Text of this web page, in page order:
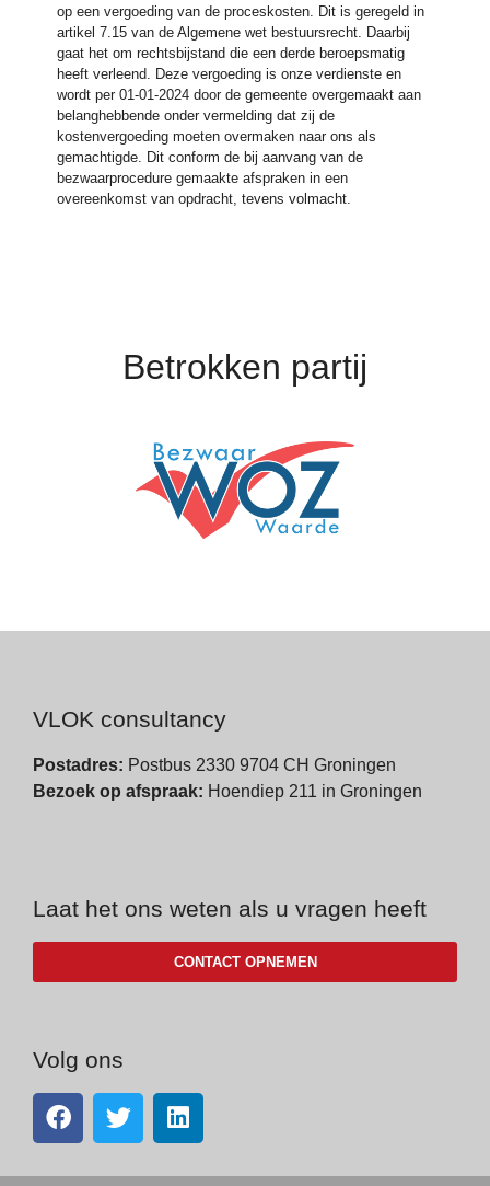
op een vergoeding van de proceskosten. Dit is geregeld in
artikel 7.15 van de Algemene wet bestuursrecht. Daarbij
gaat het om rechtsbijstand die een derde beroepsmatig
heeft verleend. Deze vergoeding is onze verdienste en
wordt per 01-01-2024 door de gemeente overgemaakt aan
belanghebbende onder vermelding dat zij de
kostenvergoeding moeten overmaken naar ons als
gemachtigde. Dit conform de bij aanvang van de
bezwaarprocedure gemaakte afspraken in een
overeenkomst van opdracht, tevens volmacht.
Betrokken partij
VLOK consultancy
Postadres: Postbus 2330 9704 CH Groningen
Bezoek op afspraak: Hoendiep 211 in Groningen
Laat het ons weten als u vragen heeft
CONTACT OPNEMEN
Volg ons